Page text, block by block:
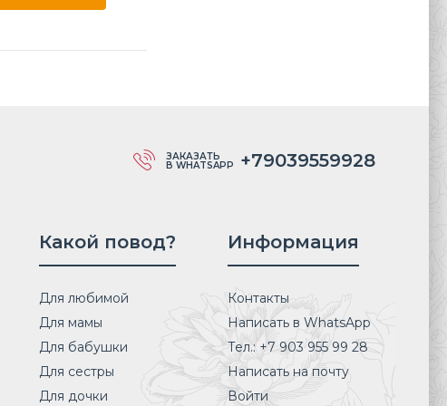
ЗАКАЗАТЬ
В WHATSAPP +79039559928
Какой повод?
Для любимой
Для мамы
Для бабушки
Для сестры
Для дочки
Информация
Контакты
Написать в WhatsApp
Тел.: +7 903 955 99 28
Написать на почту
Войти